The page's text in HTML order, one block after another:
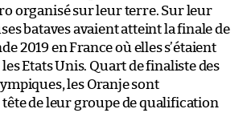
organisé sur leur terre. Sur leur
bataves avaient atteint la finale de
2019 en France où elles s’étaient
Etats Unis. Quart de finaliste des
les Oranje sont
de leur groupe de qualification